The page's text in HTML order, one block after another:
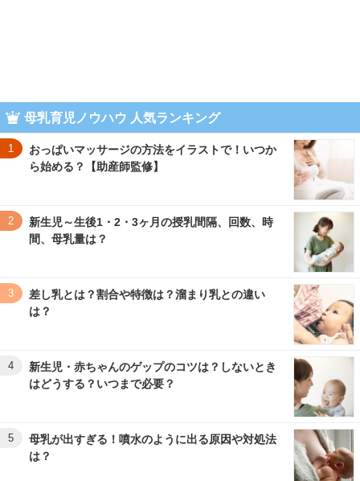
母乳育児ノウハウ 人気ランキング
1
おっぱいマッサージの方法をイラストで！いつか
ら始める？【助産師監修】
2
新生児～生後1・2・3ヶ月の授乳間隔、回数、時
間、母乳量は？
3
差し乳とは？割合や特徴は？溜まり乳との違い
は？
4
新生児・赤ちゃんのゲップのコツは？しないとき
はどうする？いつまで必要？
5
母乳が出すぎる！噴水のように出る原因や対処法
は？